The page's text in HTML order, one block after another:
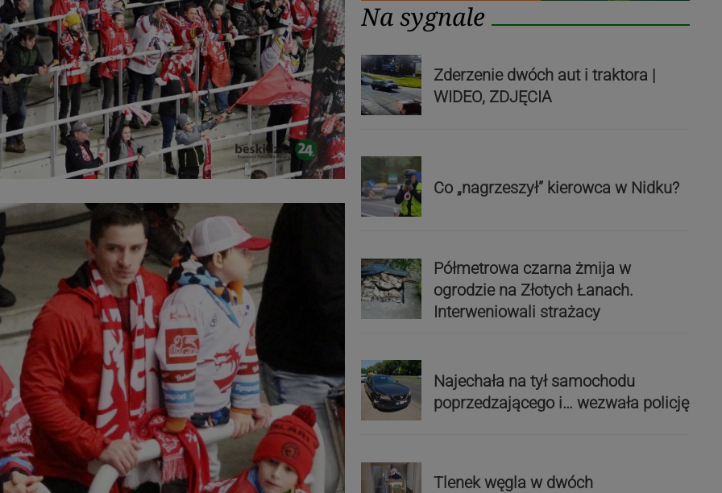
Na sygnale
Zderzenie dwóch aut i traktora |
WIDEO, ZDJĘCIA
Co „nagrzeszył” kierowca w Nidku?
Półmetrowa czarna żmija w
ogrodzie na Złotych Łanach.
Interweniowali strażacy
Najechała na tył samochodu
poprzedzającego i… wezwała policję
Tlenek węgla w dwóch